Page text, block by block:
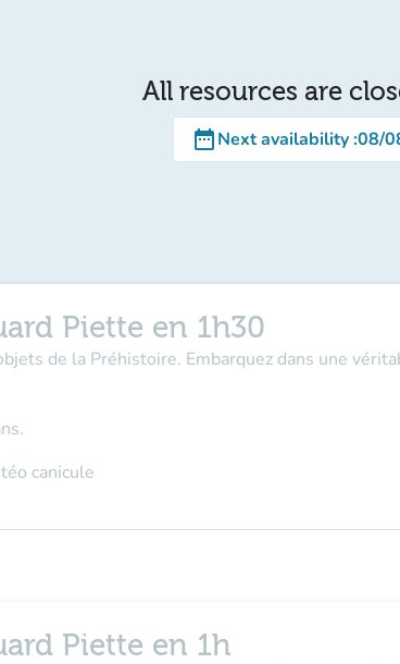
All resources are
date_rangeNext availability:08/
Piette en 1h30
de la Préhistoire. Embarquez dans une
canicule
Piette en 1h